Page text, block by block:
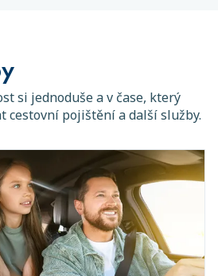
si jednoduše a v čase, který
cestovní pojištění a další služby.